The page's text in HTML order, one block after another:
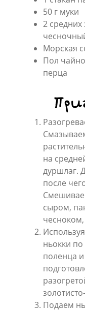
50 г муки
2 средних
Морская
Пол
перца
на
дуршлаг.
после
сыром,
ньокки
поленца
Подаем